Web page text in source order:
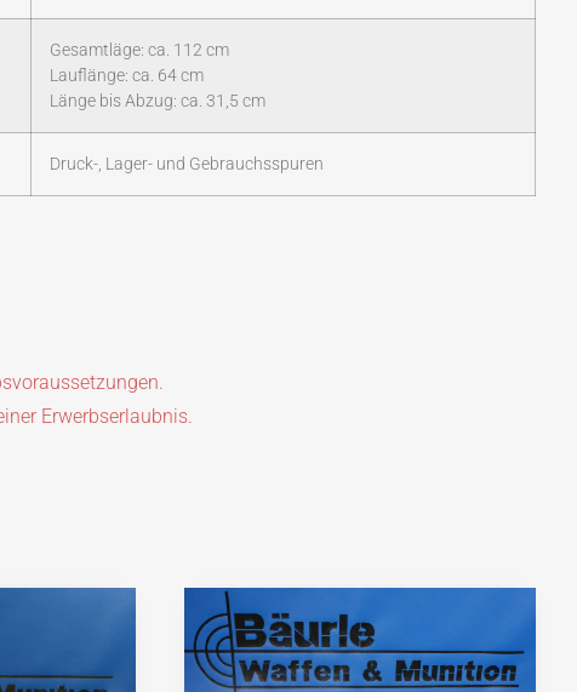
Gesamtläge: ca. 112 cm
Lauflänge: ca. 64 cm
Länge bis Abzug: ca. 31,5 cm
Druck-, Lager- und Gebrauchsspuren
Erwerbserlaubnis.